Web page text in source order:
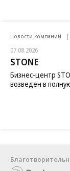
Новости компаний
07.08.2026
STONE
Бизнес-центр
возведен в